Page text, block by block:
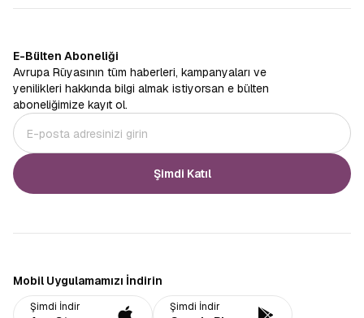
E-Bülten Aboneliği
Avrupa Rüyasının tüm haberleri, kampanyaları ve
yenilikleri hakkında bilgi almak istiyorsan e bülten
aboneliğimize kayıt ol.
Şimdi Katıl
Mobil Uygulamamızı İndirin
Şimdi İndir Şimdi İndir